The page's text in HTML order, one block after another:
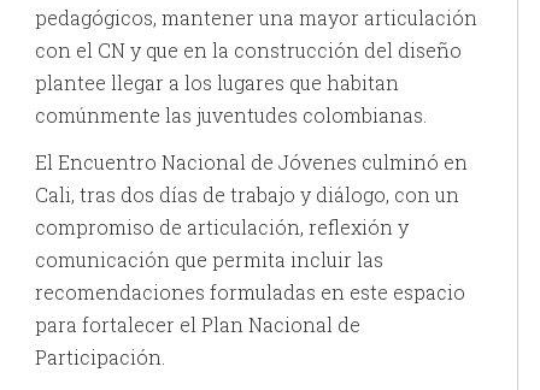
pedagógicos, mantener una mayor articulación
con el CN y que en la construcción del diseño
plantee llegar a los lugares que habitan
comúnmente las juventudes colombianas.
El Encuentro Nacional de Jóvenes culminó en
Cali, tras dos días de trabajo y diálogo, con un
compromiso de articulación, reflexión y
comunicación que permita incluir las
recomendaciones formuladas en este espacio
para fortalecer el Plan Nacional de
Participación.